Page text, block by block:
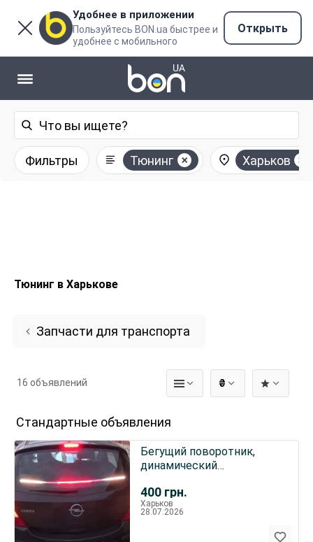
Удобнее в приложении
Пользуйтесь BON.ua быстрее и
удобнее с мобильного
Открыть
Фильтры Тюнинг Харьков
Тюнинг в Харькове
Запчасти для транспорта
₴
16 объявлений
Стандартные объявления
400 грн.
Бегущий поворотник,
динамический
задних фонарей
Харьков
28.07.2026